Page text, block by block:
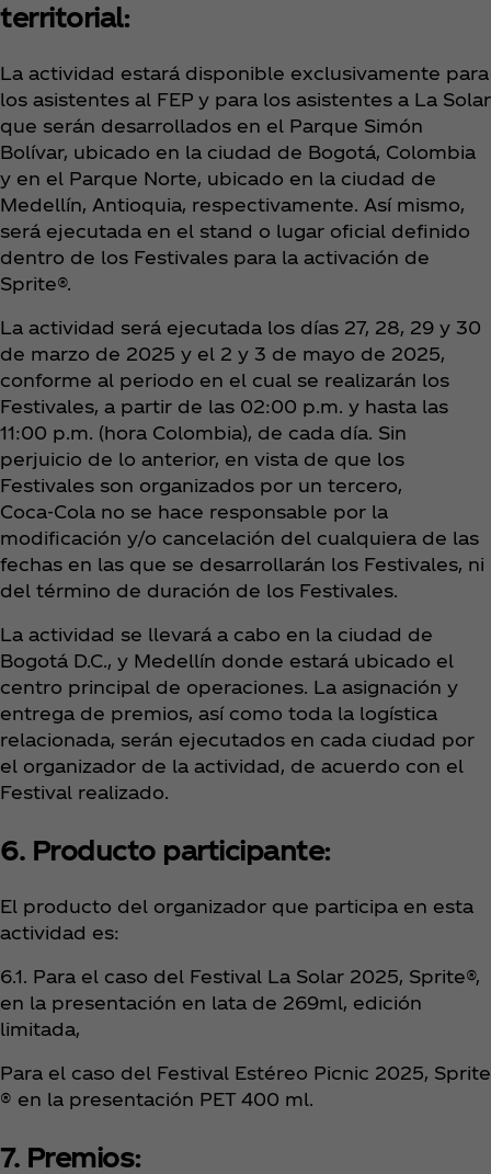
territorial:
La actividad estará disponible exclusivamente para
los asistentes al FEP y para los asistentes a La Solar
que serán desarrollados en el Parque Simón
Bolívar, ubicado en la ciudad de Bogotá, Colombia
y en el Parque Norte, ubicado en la ciudad de
Medellín, Antioquia, respectivamente. Así mismo,
será ejecutada en el stand o lugar oficial definido
dentro de los Festivales para la activación de
Sprite®.
La actividad será ejecutada los días 27, 28, 29 y 30
de marzo de 2025 y el 2 y 3 de mayo de 2025,
conforme al periodo en el cual se realizarán los
Festivales, a partir de las 02:00 p.m. y hasta las
11:00 p.m. (hora Colombia), de cada día. Sin
perjuicio de lo anterior, en vista de que los
Festivales son organizados por un tercero,
Coca‑Cola no se hace responsable por la
modificación y/o cancelación del cualquiera de las
fechas en las que se desarrollarán los Festivales, ni
del término de duración de los Festivales.
La actividad se llevará a cabo en la ciudad de
Bogotá D.C., y Medellín donde estará ubicado el
centro principal de operaciones. La asignación y
entrega de premios, así como toda la logística
relacionada, serán ejecutados en cada ciudad por
el organizador de la actividad, de acuerdo con el
Festival realizado.
6. Producto participante:
El producto del organizador que participa en esta
actividad es:
6.1. Para el caso del Festival La Solar 2025, Sprite®,
en la presentación en lata de 269ml, edición
limitada,
Para el caso del Festival Estéreo Picnic 2025, Sprite
® en la presentación PET 400 ml.
7. Premios: